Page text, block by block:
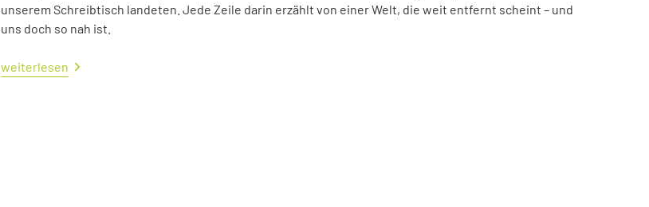
unserem Schreibtisch landeten. Jede Zeile darin erzählt von einer Welt, die weit entfernt scheint – und
uns doch so nah ist.
weiterlesen